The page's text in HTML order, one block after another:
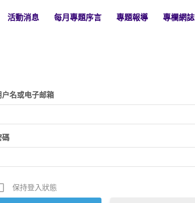
活動消息 每月專題序言 專題報導 專欄網誌
户名或电子邮箱
碼
保持登入狀態